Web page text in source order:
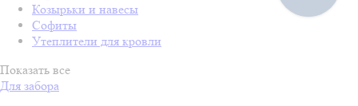
Козырьки и навесы
Софиты
Утеплители для кровли
Показать все
Для забора